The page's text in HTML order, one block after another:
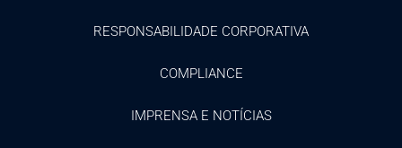
RESPONSABILIDADE CORPORATIVA
COMPLIANCE
IMPRENSA E NOTÍCIAS